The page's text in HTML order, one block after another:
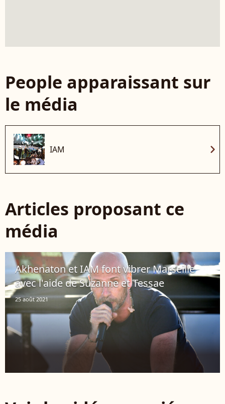
People apparaissant sur
le média
IAM chevron_right
Articles proposant ce
média
Akhenaton et IAM font vibrer Marseille
avec l'aide de Suzanne et Tessae
25 août 2021